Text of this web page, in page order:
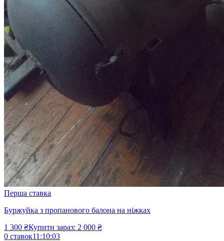
Перша ставка
Буржуйка з пропанового балона на ніжках
1 300 ₴Купити зараз: 2 000 ₴
0 ставок11 :10:03